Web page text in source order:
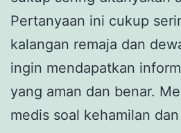
Pertanyaan ini cukup
kalangan remaja dan
ingin mendapatkan
yang aman dan benar.
medis soal kehamilan